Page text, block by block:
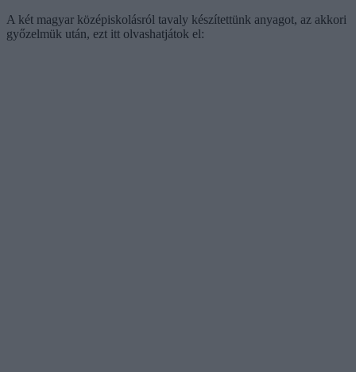
A két magyar középiskolásról tavaly készítettünk anyagot, az akkori
győzelmük után, ezt itt olvashatjátok el: